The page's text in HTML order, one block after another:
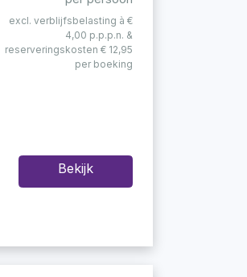
excl. verblijfsbelasting à €
4,00 p.p.p.n. &
reserveringskosten € 12,95
per boeking
Bekijk